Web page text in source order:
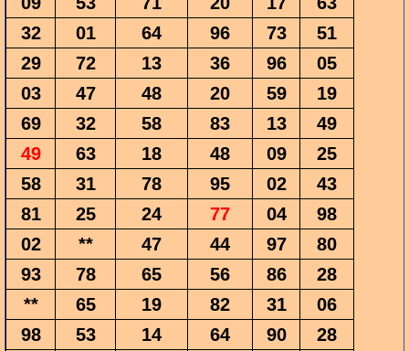
32
01 64 96 73
51
29
72 13 36 96
05
03
47 48 20 59
19
69
32 58 83 13
49
49
63 18 48 09
25
58
31 78 95 02
43
81
25 24 77 04
98
02
** 47 44 97
80
93
78 65 56 86
28
**
65 19 82 31
06
98
53 14 64 90
28